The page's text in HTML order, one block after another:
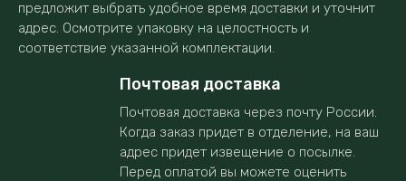
предложит выбрать удобное время доставки и уточнит
адрес. Осмотрите упаковку на целостность и
соответствие указанной комплектации.
Почтовая доставка
Почтовая доставка через почту России.
Когда заказ придет в отделение, на ваш
адрес придет извещение о посылке.
Перед оплатой вы можете оценить